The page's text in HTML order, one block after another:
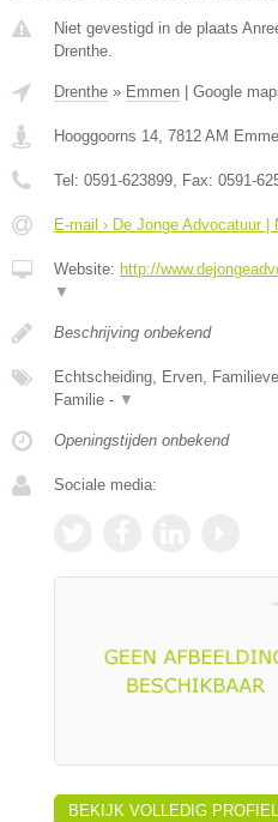
Niet gevestigd in de plaats
Drenthe.
Drenthe » Emmen Google
Hooggoorns 14 7812 AM
Tel: 0591-623899 , Fax: 0591-
E-mail › De Jonge Advocatuur |
Website: http://
▼
Beschrijving onbekend
Echtscheiding, Erven,
Familie - ▼
Openingstijden onbekend
Sociale media:
BEKIJK VOLLEDIG PROFIEL